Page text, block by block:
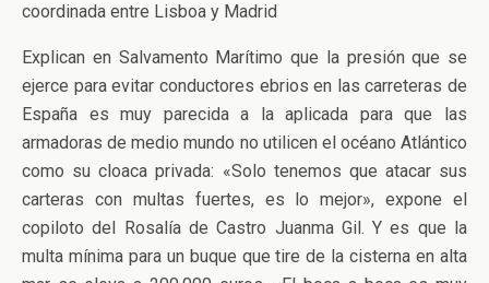
coordinada entre Lisboa y Madrid
Explican en Salvamento Marítimo que la presión que se
ejerce para evitar conductores ebrios en las carreteras de
España es muy parecida a la aplicada para que las
armadoras de medio mundo no utilicen el océano Atlántico
como su cloaca privada: «Solo tenemos que atacar sus
carteras con multas fuertes, es lo mejor», expone el
copiloto del Rosalía de Castro Juanma Gil. Y es que la
multa mínima para un buque que tire de la cisterna en alta